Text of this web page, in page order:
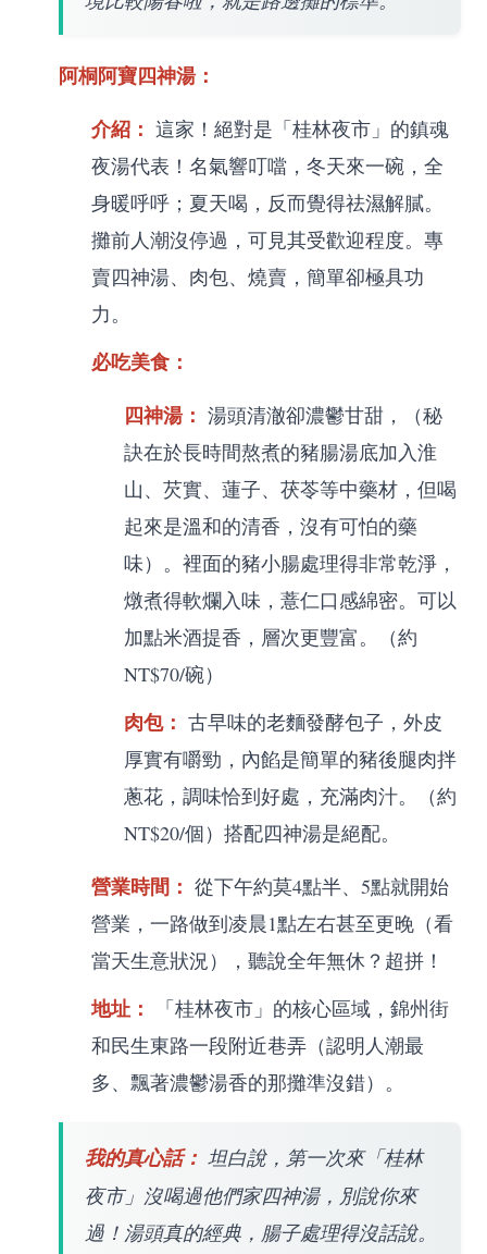
阿桐阿寶四神湯：
介紹： 這家！絕對是「桂林夜市」的鎮魂
夜湯代表！名氣響叮噹，冬天來一碗，全
身暖呼呼；夏天喝，反而覺得祛濕解膩。
攤前人潮沒停過，可見其受歡迎程度。專
賣四神湯、肉包、燒賣，簡單卻極具功
力。
必吃美食：
四神湯： 湯頭清澈卻濃鬱甘甜，（秘
訣在於長時間熬煮的豬腸湯底加入淮
山、芡實、蓮子、茯苓等中藥材，但喝
起來是溫和的清香，沒有可怕的藥
味）。裡面的豬小腸處理得非常乾淨，
燉煮得軟爛入味，薏仁口感綿密。可以
加點米酒提香，層次更豐富。（約
NT$70/碗）
肉包： 古早味的老麵發酵包子，外皮
厚實有嚼勁，內餡是簡單的豬後腿肉拌
蔥花，調味恰到好處，充滿肉汁。（約
NT$20/個）搭配四神湯是絕配。
營業時間： 從下午約莫4點半、5點就開始
營業，一路做到凌晨1點左右甚至更晚（看
當天生意狀況），聽說全年無休？超拼！
地址：
「桂林夜市」的核心區域，錦州街
和民生東路一段附近巷弄（認明人潮最
多、飄著濃鬱湯香的那攤準沒錯）。
我的真心話： 坦白說，第一次來「桂林
夜市」沒喝過他們家四神湯，別說你來
過！湯頭真的經典，腸子處理得沒話說。